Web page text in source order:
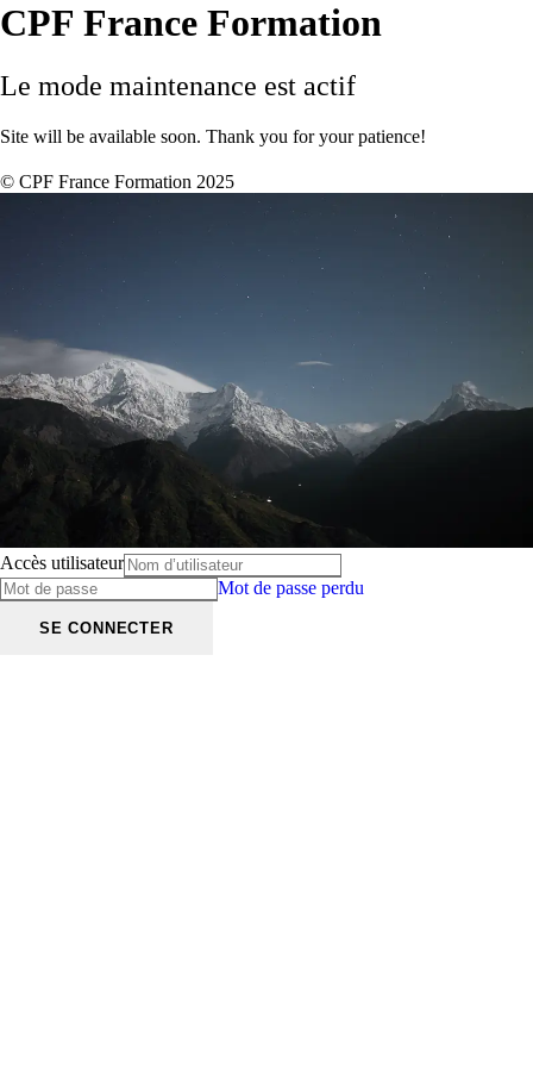
CPF France Formation
Le mode maintenance est actif
Site will be available soon. Thank you for your patience!
© CPF France Formation 2025
Accès utilisateur
Mot de passe perdu